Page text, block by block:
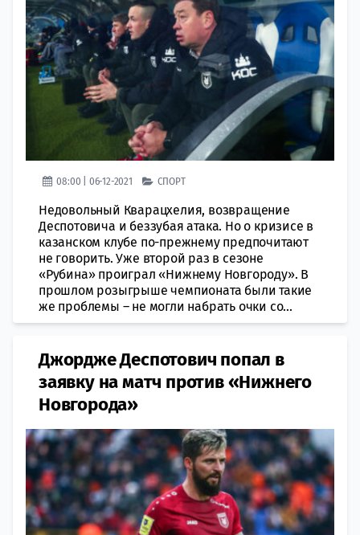
08:00 | 06-12-2021 СПОРТ
Недовольный Кварацхелия, возвращение
Деспотовича и беззубая атака. Но о кризисе в
казанском клубе по-прежнему предпочитают
не говорить. Уже второй раз в сезоне
«Рубина» проиграл «Нижнему Новгороду». В
прошлом розыгрыше чемпионата были такие
же проблемы – не могли набрать очки со...
Джордже Деспотович попал в
заявку на матч против «Нижнего
Новгорода»